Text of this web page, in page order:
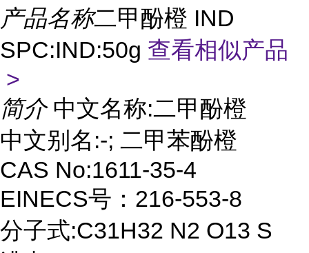
产品名称二甲酚橙 IND
SPC:IND:50g 查看相似产品
>
简介 中文名称:二甲酚橙
中文别名:-; 二甲苯酚橙
CAS No:1611-35-4
EINECS号：216-553-8
分子式:C31H32 N2 O13 S